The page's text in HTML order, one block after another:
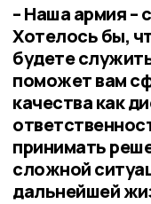
– Наша армия –
Хотелось бы,
будете
поможет вам
качества как
принимать
сложной
дальнейшей